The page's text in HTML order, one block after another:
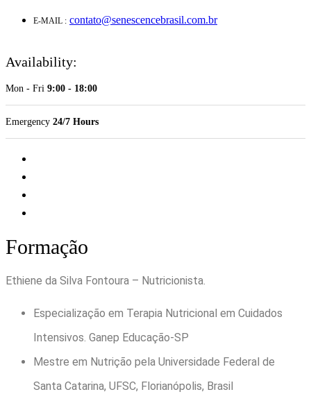
E-MAIL : contato@senescencebrasil.com.br
Availability:
Mon - Fri 9:00 - 18:00
Emergency 24/7 Hours
Formação
Ethiene da Silva Fontoura – Nutricionista.
Especialização em Terapia Nutricional em Cuidados
Intensivos. Ganep Educação-SP
Mestre em Nutrição pela Universidade Federal de
Santa Catarina, UFSC, Florianópolis, Brasil